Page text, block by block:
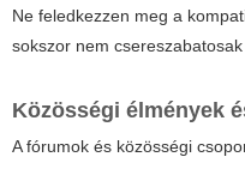
Ne feledkezzen meg a
sokszor nem
Közösségi élmények
A fórumok és közösségi